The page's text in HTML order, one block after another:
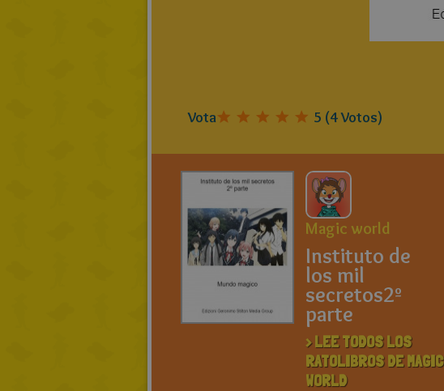
Vota 5 (4Votos)
Magic world
Instituto de
los mil
secretos2º
parte
> LEE TODOS LOS
RATOLIBROS DE MAGIC
WORLD